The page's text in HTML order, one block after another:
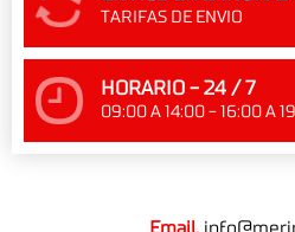
TARIFAS DE ENVIO
HORARIO - 24 / 7
09:00 A 14:00 - 16:00 A
Email.